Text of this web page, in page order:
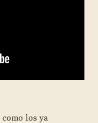
los ya